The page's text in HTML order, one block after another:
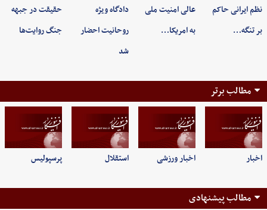
نظم ایرانی حاکم
بر تنگه…
عالی امنیت ملی
به امریکا…
دادگاه ویژه
روحانیت احضار
شد
حقیقت در جبهه
جنگ روایت‌ها
مطالب برتر
اخبار اخبار ورزشی استقلال پرسپولیس
مطالب پیشنهادی